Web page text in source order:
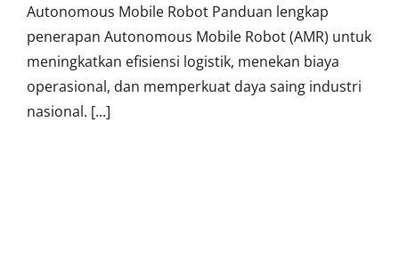
Mobile
Robot:
Solusi
Efisiensi
Logistik
Industri
Autonomous Mobile Robot Panduan lengkap
penerapan Autonomous Mobile Robot (AMR) untuk
meningkatkan efisiensi logistik, menekan biaya
operasional, dan memperkuat daya saing industri
nasional. [...]